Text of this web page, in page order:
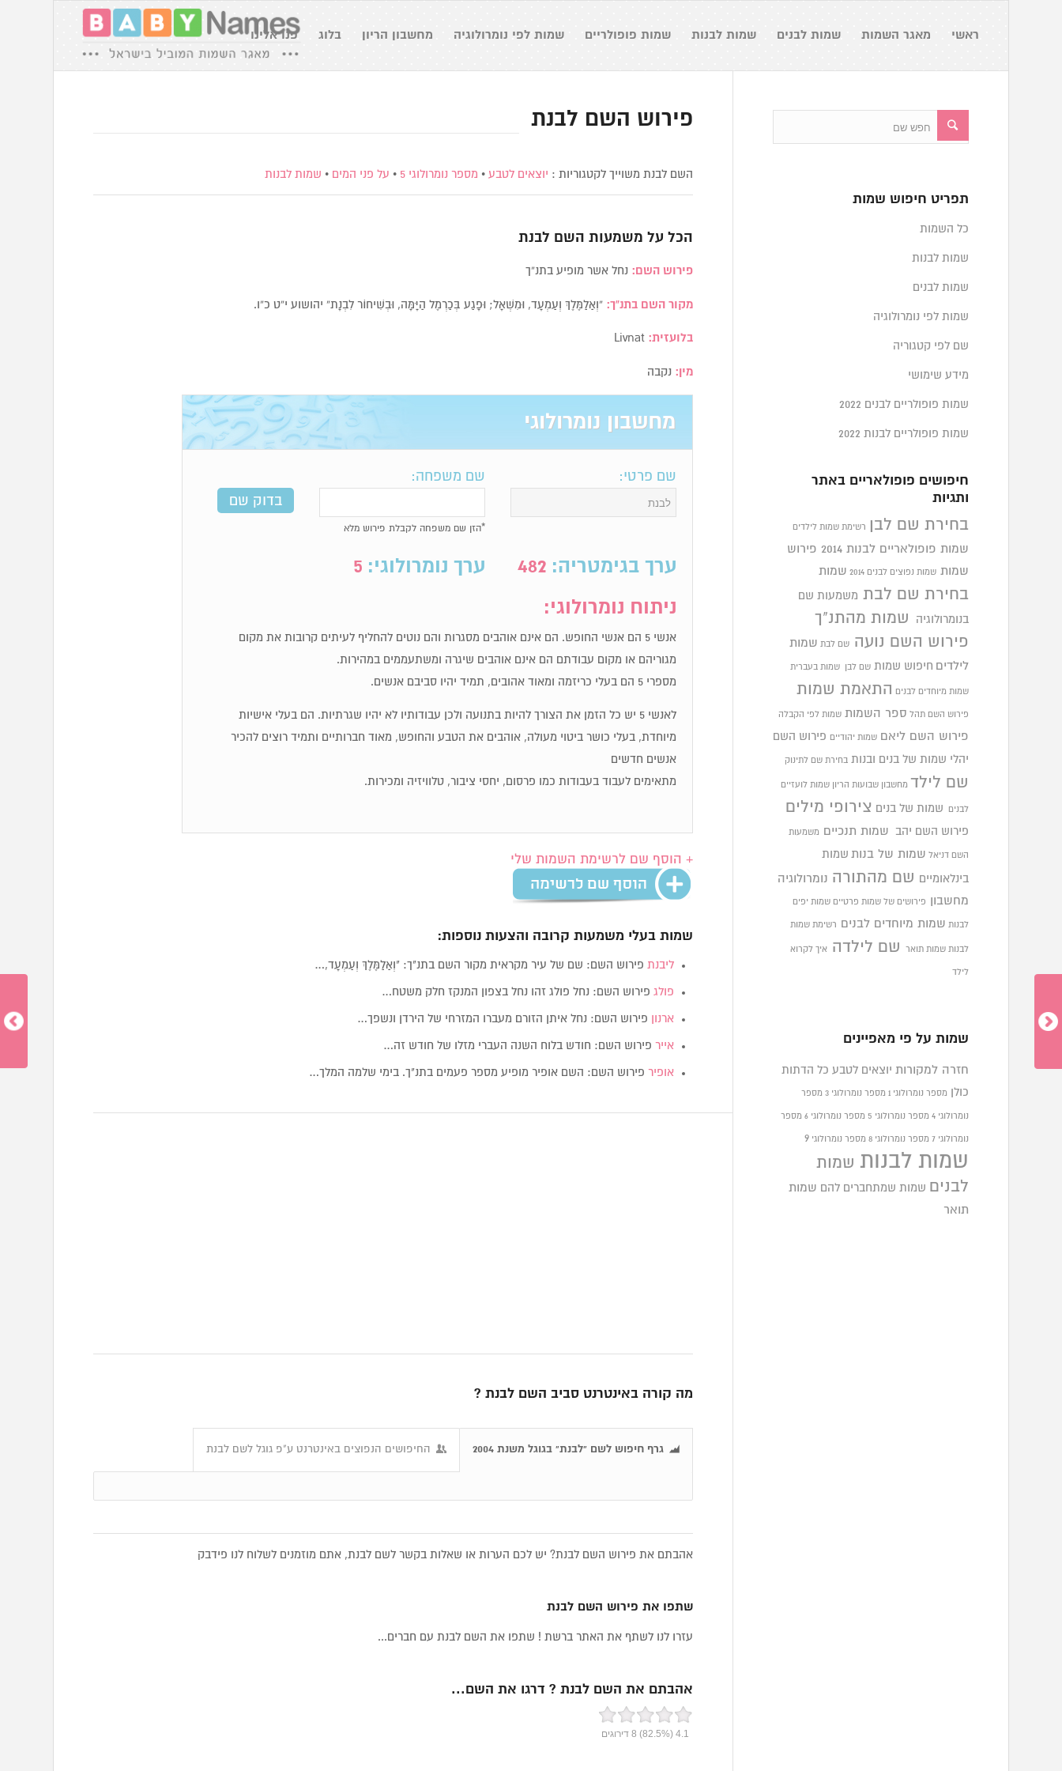
ראשי מאגר השמות שמות לבנים שמות לבנות שמות פופולריים שמות לפי נומרולוגיה מחשבון הריון בלוג פנו אלינו
פירוש השם לבנת
השם לבנת משוייך לקטגוריות : יוצאים לטבע • מספר נומרולוגי 5 • על פני המים • שמות לבנות
הכל על משמעות השם לבנת
פירוש השם: נחל אשר מופיע בתנ”ך
מקור השם בתנ”ך:“וְאַלַמֶּלֶךְ וְעַמְעָד, וּמִשְׁאָל; וּפָגַע בְּכַרְמֶל הַיָּמָּה, וּבְשִׁיחוֹר לִבְנָת” יהושוע י”ט כ”ו.
בלועזית: Livnat
מין: נקבה
מחשבון נומרולוגי
שם פרטי: שם משפחה:
*הזן שם משפחה לקבלת פירוש מלא
ערך בגימטריה: 482 ערך נומרולוגי: 5
ניתוח נומרולוגי:
אנשי 5 הם אנשי החופש. הם אינם אוהבים מסגרות והם נוטים להחליף לעיתים קרובות את מקום
מגוריהם או מקום עבודתם הם אינם אוהבים שיגרה ומשתעממים במהירות.
מספרי 5 הם בעלי כריזמה ומאוד אהובים, תמיד יהיו סביבם אנשים.
לאנשי 5 יש כל הזמן את הצורך להיות בתנועה ולכן עבודותיו לא יהיו שגרתיות. הם בעלי אישיות
מיוחדת, בעלי כושר ביטוי מעולה, אוהבים את הטבע והחופש, מאוד חברותיים ותמיד רוצים להכיר
אנשים חדשים
מתאימים לעבוד בעבודות כמו פרסום, יחסי ציבור, טלוויזיה ומכירות.
+ הוסף שם לרשימת השמות שלי
שמות בעלי משמעות קרובה והצעות נוספות:
ליבנת פירוש השם: שם של עיר מקראית מקור השם בתנ"ך: "וְאַלַמֶּלֶךְ וְעַמְעָד,…
פולג פירוש השם: נחל פולג זהו נחל בצפון המנקז חלק משטח…
ארנון פירוש השם: נחל איתן הזורם מעברו המזרחי של הירדן ונשפך…
אייר פירוש השם: חודש בלוח השנה העברי מזלו של חודש זה…
אופיר פירוש השם: השם אופיר מופיע מספר פעמים בתנ"ך. בימי שלמה המלך…
מה קורה באינטרנט סביב השם לבנת ?
גרף חיפוש לשם "לבנת" בגוגל משנת 2004 החיפושים הנפוצים באינטרנט ע"פ גוגל לשם לבנת
אהבתם את פירוש השם לבנת? יש לכם הערות או שאלות בקשר לשם לבנת, אתם מוזמנים לשלוח לנו פידבק
שתפו את פירוש השם לבנת
עזרו לנו לשתף את האתר ברשת ! שתפו את השם לבנת עם חברים...
אהבתם את השם לבנת ? דרגו את השם...
4.1
(82.5%)
8דירוגים
תפריט חיפוש שמות
כל השמות
שמות לבנות
שמות לבנים
שמות לפי נומרולוגיה
שם לפי קטגוריה
מידע שימושי
שמות פופולריים לבנים 2022
שמות פופולריים לבנות 2022
חיפושים פופולאריים באתר
ותגיות
בחירת שם לבן רשימת שמות לילדים
שמות פופולאריים לבנות 2014 פירוש
שמות שמות נפוצים לבנים 2014 שמות
בחירת שם לבת משמעות שם
בנומרולוגיה
שמות מהתנ"ך
פירוש השם נועה
שם לבת שמות
לילדים חיפוש שמות שם לבן שמות בעברית
שמות מיוחדים לבנים התאמת שמות
פירוש השם תהל ספר השמות שמות לפי הקבלה
פירוש השם ליאם שמות יהודיים פירוש השם
יהלי שמות של בנים ובנות בחירת שם לתינוק
שם לילד מחשבון שבועות הריון שמות לועזיים
לבנים שמות של בנים צירופי מילים
פירוש השם יהב שמות תנכיים משמעות
השם דניאל שמות של בנות שמות
בינלאומיים שם מהתורה נומרולוגיה
מחשבון פירושים של שמות פרטיים שמות יפים
לבנות שמות מיוחדים לבנים רשימת שמות
לבנות שמות תואר שם לילדה איך לקרוא
לילד
שמות על פי מאפיינים
חזרה למקורות יוצאים לטבע כל הדתות
כולן מספר נומרולוגי 1 מספר נומרולוגי 3 מספר
נומרולוגי 4 מספר נומרולוגי 5 מספר נומרולוגי 6 מספר
נומרולוגי 7 מספר נומרולוגי 8 מספר נומרולוגי9
שמות לבנות שמות
לבנים
שמות שמתחברים להם שמות
תואר